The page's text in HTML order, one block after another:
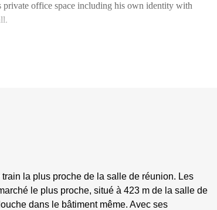
private office space including his own identity with
la plus proche de la salle de réunion. Les
le plus proche, situé à 423 m de la salle de
dans le bâtiment même. Avec ses